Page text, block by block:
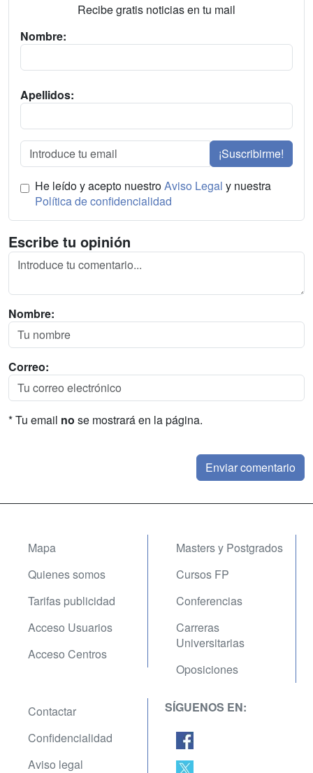
Recibe gratis noticias en tu mail
Nombre:
Apellidos:
¡Suscribirme!
He leído y acepto nuestroAviso Legal y nuestra
Política de confidencialidad
Escribe tu opinión
Nombre:
Correo:
* Tu email no se mostrará en la página.
Mapa
Quienes somos
Tarifas publicidad
Acceso Usuarios
Acceso Centros
Masters y Postgrados
Cursos FP
Conferencias
Carreras
Universitarias
Oposiciones
Contactar
Confidencialidad
Aviso legal
SÍGUENOS EN: